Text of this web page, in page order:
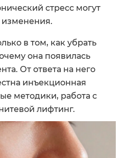
стресс могут
изменения.
в том, как убрать
она появилась
От ответа на него
инъекционная
методики, работа с
лифтинг.